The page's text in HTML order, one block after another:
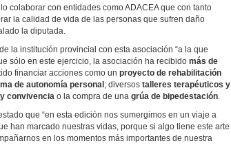
con entidades como ADACEA que con tanto
la calidad de vida de las personas que sufren daño
la diputada.
la institución provincial con esta asociación “a la que
sólo en este ejercicio, la asociación ha recibido más de
financiar acciones como un proyecto de rehabilitación
de autonomía personal ; diversos talleres terapéuticos y
convivencia o la compra de una grúa de bipedestación.
que “en esta edición nos sumergimos en un viaje a
han marcado nuestras vidas, porque si algo tiene este arte
en los momentos más importantes de nuestra